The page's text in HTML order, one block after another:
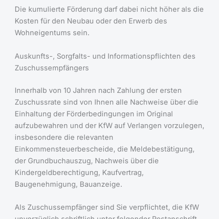
Die kumulierte Förderung darf dabei nicht höher als die
Kosten für den Neubau oder den Erwerb des
Wohneigentums sein.
Auskunfts-, Sorgfalts- und Informationspflichten des
Zuschussempfängers
Innerhalb von 10 Jahren nach Zahlung der ersten
Zuschussrate sind von Ihnen alle Nachweise über die
Einhaltung der Förderbedingungen im Original
aufzubewahren und der KfW auf Verlangen vorzulegen,
insbesondere die relevanten
Einkommensteuerbescheide, die Meldebestätigung,
der Grundbuchauszug, Nachweis über die
Kindergeldberechtigung, Kaufvertrag,
Baugenehmigung, Bauanzeige.
Als Zuschussempfänger sind Sie verpflichtet, die KfW